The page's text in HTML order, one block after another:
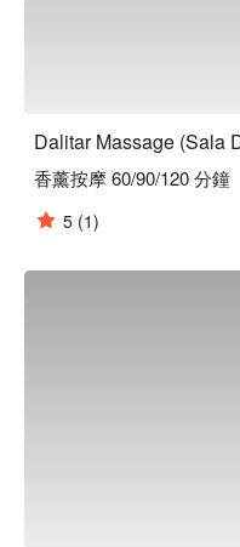
Dalitar Massage (Sala
香薰按摩 60/90/120 分鐘
5 (1)